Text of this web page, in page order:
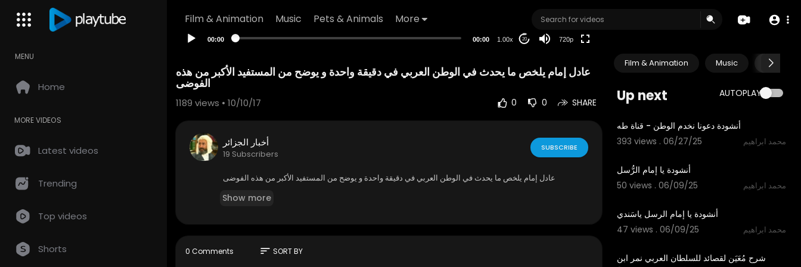
Film & Animation Music Pets & Animals More
MENU
Home
MORE VIDEOS
Latest videos
Trending
Top videos
Shorts
00:00 00:00 1.00x 20 720p
Film & Animation Music Pets &
Up next AUTOPLAY
أنشودة دعونا نخدم الوطن - قناة طه
393 views . 06/27/25
محمد ابراهيم
أنشودة يا إمام الرُّسل
50 views . 06/09/25
محمد ابراهيم
أنشودة يا إمام الرسل ياسَندي
47 views . 06/09/25
محمد ابراهيم
شرح مُعَيَن لقصائد للسلطان العربي نمر ابن
عادل إمام يلخص ما يحدث في الوطن العربي في دقيقة واحدة و يوضح من المستفيد الأكبر من هذه
الفوضى
1189 views • 10/10/17 0 0 SHARE
أخبار الجزائر
19 Subscribers
SUBSCRIBE
عادل إمام يلخص ما يحدث في الوطن العربي في دقيقة واحدة و يوضح من المستفيد الأكبر من هذه الفوضى
Show more
0 Comments sort SORT BY